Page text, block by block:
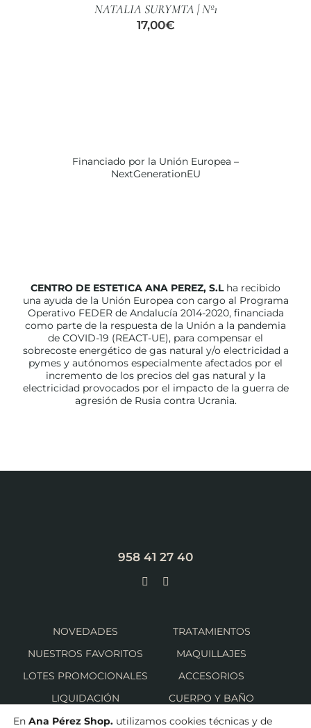
NATALIA SURYMTA | Nº1
17,00€
Financiado por la Unión Europea –
NextGenerationEU
CENTRO DE ESTETICA ANA PEREZ, S.Lha recibido
una ayuda de la Unión Europea con cargo al Programa
Operativo FEDER de Andalucía 2014-2020, financiada
como parte de la respuesta de la Unión a la pandemia
de COVID-19 (REACT-UE), para compensar el
sobrecoste energético de gas natural y/o electricidad a
pymes y autónomos especialmente afectados por el
incremento de los precios del gas natural y la
electricidad provocados por el impacto de la guerra de
agresión de Rusia contra Ucrania.
958 41 27 40
NOVEDADES
NUESTROS FAVORITOS
LOTES PROMOCIONALES
LIQUIDACIÓN
SOLAR
TRATAMIENTOS
MAQUILLAJES
ACCESORIOS
CUERPO Y BAÑO
CUIDADO CAPILAR
En Ana Pérez Shop. utilizamos cookies técnicas y de